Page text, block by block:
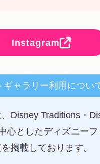
Instagram
ギャラリー利用につい
Disney Traditions・
心としたディズニーフ
掲載しております。